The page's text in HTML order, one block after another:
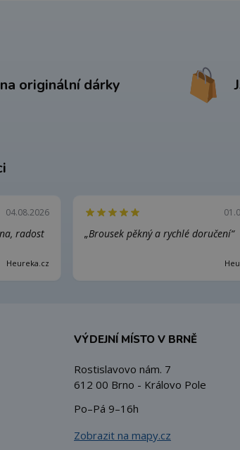
originální dárky
04.08.2026
radost
Heureka.cz
„Brousek pěkný a rychlé doručení“
VÝDEJNÍ MÍSTO V BRNĚ
Rostislavovo nám. 7
612 00 Brno - Královo Pole
Po–Pá 9–16h
Zobrazit na mapy.cz